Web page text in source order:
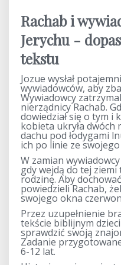
Rachab i
Jerychu -
tekstu
Jozue wysłał
wywiadowców, aby
Wywiadowcy
nierządnicy Rachab.
dowiedział się o tym i
kobieta ukryła dwóch
dachu pod łodygami
ich po linie ze
W zamian
gdy wejdą do tej
rodzinę. Aby
powiedzieli Rachab,
swojego okna
Przez uzupełnienie
tekście biblijnym
sprawdzić swoją
Zadanie
6-12 lat.